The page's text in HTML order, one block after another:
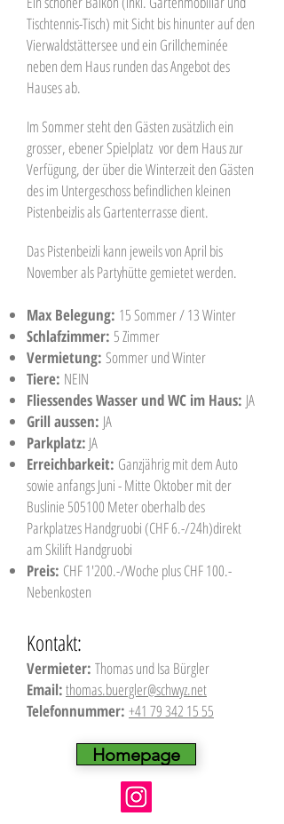
Tischtennis-Tisch) mit Sicht bis hinunter auf den
Vierwaldstättersee und ein Grillcheminée
neben dem Haus runden das Angebot des
Hauses ab.
Im Sommer steht den Gästen zusätzlich ein
grosser, ebener Spielplatz vor dem Haus zur
Verfügung, der über die Winterzeit den Gästen
des im Untergeschoss befindlichen kleinen
Pistenbeizlis als Gartenterrasse dient.
Das Pistenbeizli kann jeweils von April bis
November als Partyhütte gemietet werden.
Max Belegung: 15 Sommer / 13 Winter
Schlafzimmer: 5 Zimmer
Vermietung: Sommer und Winter
Tiere: NEIN
Fliessendes Wasser und WC im Haus: JA
Grill aussen: JA
Parkplatz: JA
Erreichbarkeit: Ganzjährig mit dem Auto
sowie anfangs Juni - Mitte Oktober mit der
Buslinie 505100 Meter oberhalb des
Parkplatzes Handgruobi (CHF 6.-/24h)direkt
am Skilift Handgruobi
Preis: CHF 1'200.-/Woche plus CHF 100.-
Nebenkosten
Kontakt:
Vermieter: Thomas und Isa Bürgler
Email:thomas.buergler@schwyz.net
Telefonnummer: +41 79 342 15 55
Homepage